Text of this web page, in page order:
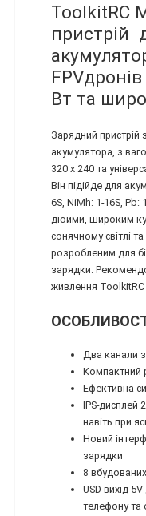
ToolkitRC
пристрій
Вт та
Зарядний
акумулятора, з
320 x 240 та
Він підійде для
6S, NiMh: 1-16S,
дюйми, широким
сонячному світлі
розробленим для
зарядки.
живлення ToolkitRC
Два канали
Компактний
Ефективна
IPS-дисплей
навіть при
Новий
зарядки
8
USD вихід
телефону